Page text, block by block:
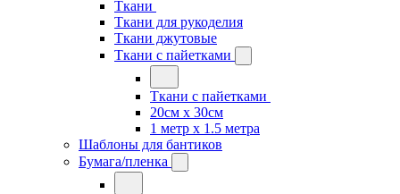
Ткани
Ткани для рукоделия
Ткани джутовые
Ткани с пайетками
Ткани с пайетками
20см х 30см
1 метр х 1.5 метра
Шаблоны для бантиков
Бумага/пленка